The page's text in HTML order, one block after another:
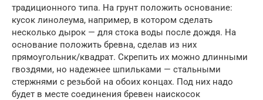
традиционного типа. На грунт положить основание:
кусок линолеума, например, в котором сделать
несколько дырок — для стока воды после дождя. На
основание положить бревна, сделав из них
прямоугольник/квадрат. Скрепить их можно длинными
гвоздями, но надежнее шпильками — стальными
стержнями с резьбой на обоих концах. Под них надо
будет в месте соединения бревен наискосок